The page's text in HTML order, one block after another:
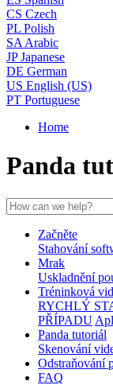
CS Czech
PL Polish
SA Arabic
JP Japanese
DE German
US English (US)
PT Portuguese
Home
Panda
Začněte
Stahování
Mrak
Uskladnění
Tréninková
RYCHLÝ
PŘÍPADU
Panda tutoriál
Skenování
Odstraňování
FAQ